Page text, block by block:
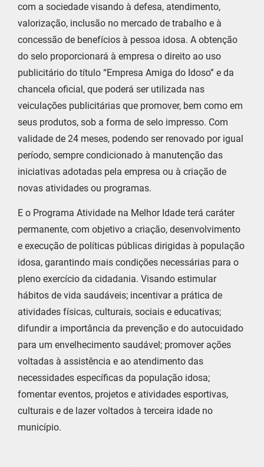
com a sociedade visando à defesa, atendimento,
valorização, inclusão no mercado de trabalho e à
concessão de benefícios à pessoa idosa. A obtenção
do selo proporcionará à empresa o direito ao uso
publicitário do título “Empresa Amiga do Idoso” e da
chancela oficial, que poderá ser utilizada nas
veiculações publicitárias que promover, bem como em
seus produtos, sob a forma de selo impresso. Com
validade de 24 meses, podendo ser renovado por igual
período, sempre condicionado à manutenção das
iniciativas adotadas pela empresa ou à criação de
novas atividades ou programas.
E o Programa Atividade na Melhor Idade terá caráter
permanente, com objetivo a criação, desenvolvimento
e execução de políticas públicas dirigidas à população
idosa, garantindo mais condições necessárias para o
pleno exercício da cidadania. Visando estimular
hábitos de vida saudáveis; incentivar a prática de
atividades físicas, culturais, sociais e educativas;
difundir a importância da prevenção e do autocuidado
para um envelhecimento saudável; promover ações
voltadas à assistência e ao atendimento das
necessidades específicas da população idosa;
fomentar eventos, projetos e atividades esportivas,
culturais e de lazer voltados à terceira idade no
município.